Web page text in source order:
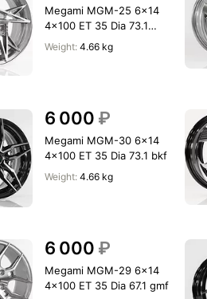
Megami MGM-25 6x14
4x100 ET 35 Dia 73.1
gmf
Weight:4.66 kg
6 000 ₽
Megami MGM-30 6x14
4x100 ET 35 Dia 73.1 bkf
Weight:4.66 kg
6 000 ₽
Megami MGM-29 6x14
4x100 ET 35 Dia 67.1 gmf